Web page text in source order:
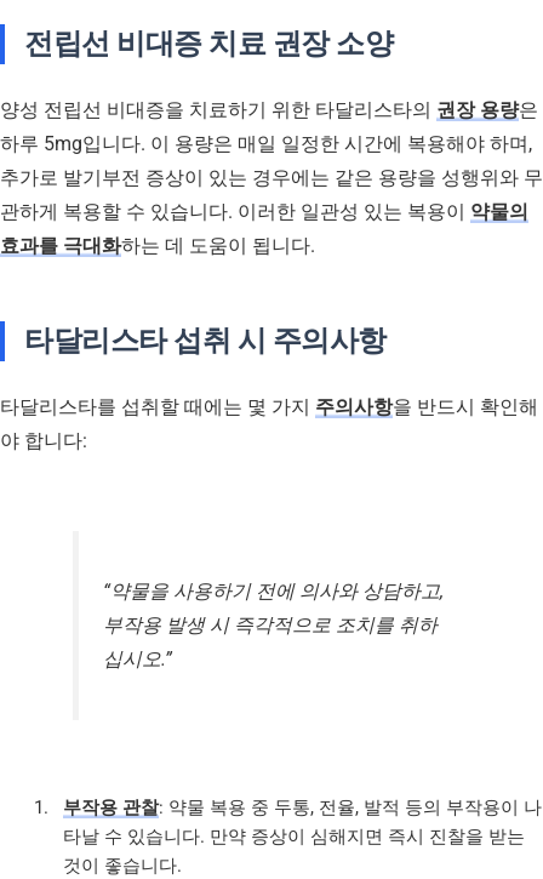
전립선 비대증 치료 권장 소양
양성 전립선 비대증을 치료하기 위한 타달리스타의 권장 용량은
하루 5mg입니다. 이 용량은 매일 일정한 시간에 복용해야 하며,
추가로 발기부전 증상이 있는 경우에는 같은 용량을 성행위와 무
관하게 복용할 수 있습니다. 이러한 일관성 있는 복용이 약물의
효과를 극대화하는 데 도움이 됩니다.
타달리스타 섭취 시 주의사항
타달리스타를 섭취할 때에는 몇 가지 주의사항을 반드시 확인해
야 합니다:
“약물을 사용하기 전에 의사와 상담하고,
부작용 발생 시 즉각적으로 조치를 취하
십시오.”
부작용 관찰: 약물 복용 중 두통, 전율, 발적 등의 부작용이 나
타날 수 있습니다. 만약 증상이 심해지면 즉시 진찰을 받는
것이 좋습니다.